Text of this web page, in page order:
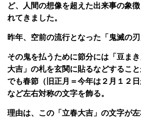
ど、人間の想像を超えた出来事の象
れてきました。
昨年、空前の流行となった「鬼滅の刃
その鬼を払うために節分には「豆ま
大吉」の札を玄関に貼るなどするこ
でも春節（旧正月＝今年は２月１２日
など左右対称の文字を飾る。
理由は、この「立春大吉」の文字が